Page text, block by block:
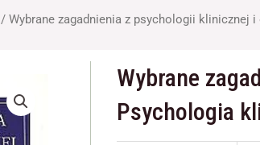
/ Wybrane zagadnienia z psychologii klinicznej
Wybrane
Psychologia